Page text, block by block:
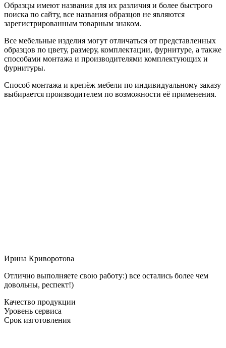
Образцы имеют названия для их различия и более быстрого
поиска по сайту, все названия образцов не являются
зарегистрированным товарным знаком.
Все мебельные изделия могут отличаться от представленных
образцов по цвету, размеру, комплектации, фурнитуре, а также
способами монтажа и производителями комплектующих и
фурнитуры.
Способ монтажа и крепёж мебели по индивидуальному заказу
выбирается производителем по возможности её применения.
Ирина Криворотова
Отлично выполняете свою работу:) все остались более чем
довольны, респект!)
Качество продукции
Уровень сервиса
Срок изготовления